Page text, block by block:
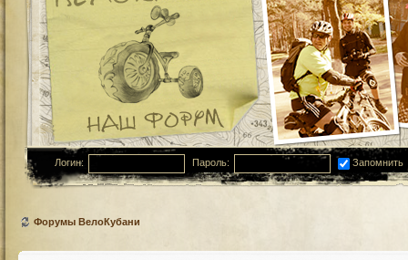
Логин: Пароль: Запомнить
Форумы ВелоКубани